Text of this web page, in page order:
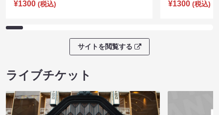
¥1300 (税込)
¥1300 (税込)
サイトを閲覧する
ライブチケット